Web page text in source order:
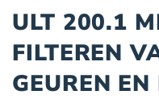
ULT 200.1
FILTEREN
GEUREN